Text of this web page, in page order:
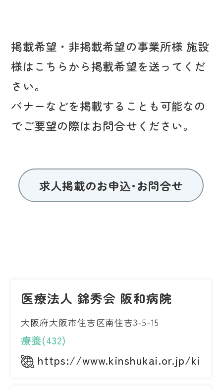
掲載希望・非掲載希望の事業所様 施設
様はこちらから掲載希望を送ってくだ
さい。
バナーなどを掲載することも可能なの
でご要望の際はお問合せください。
求人掲載のお申込･お問合せ
医療法人 錦秀会 阪和病院
大阪府大阪市住吉区南住吉3-5-15
療養(432)
https://www.kinshukai.or.jp/